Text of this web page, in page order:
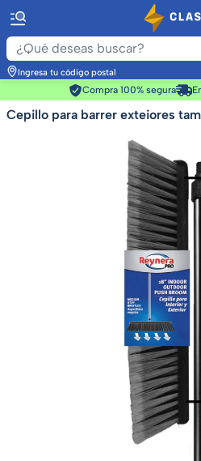
Ingresa tu código postal
Compra 100% segura
Cepillo para barrer exteiores